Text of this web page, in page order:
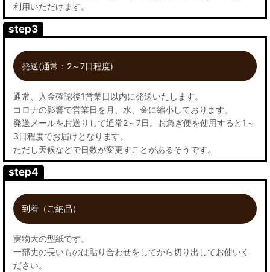
利用いただけます。
step3
発送(通常：2～7日程度)
通常、入金確認後1営業日以内に発送いたします。
コロナの影響で営業日を月、水、金に縮小しております。
発送メールをお送りして通常2～7日。お急ぎ便を使用すると1～
3日程度でお届けとなります。
ただし天候などで日数が変更すことがあるそうです。
step4
到着（ご納品）
実物大の型紙です。
一部丈の長いものは貼り合わせをしてから切り出してお使いく
ださい。